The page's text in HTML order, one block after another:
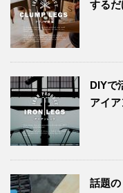
する
DIYで
アイ
話題